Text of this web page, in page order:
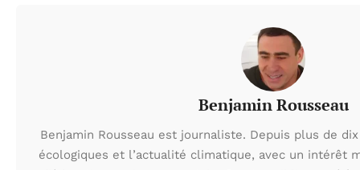
Benjamin Rousseau
Benjamin Rousseau est journaliste. Depuis plus de
écologiques et l’actualité climatique, avec un intérêt